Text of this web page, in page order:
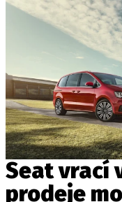
Seat vrací
prodeje